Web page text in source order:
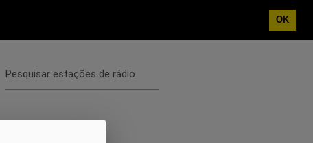
OK
Pesquisar estações de rádio